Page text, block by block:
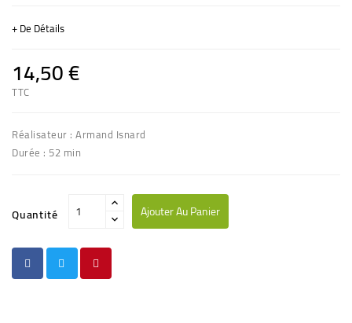
+ De Détails
14,50 €
TTC
Réalisateur : Armand Isnard
Durée : 52 min
Quantité Ajouter Au Panier